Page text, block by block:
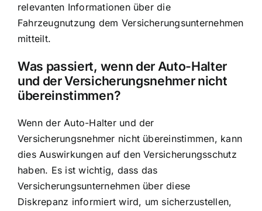
relevanten Informationen über die
Fahrzeugnutzung dem Versicherungsunternehmen
mitteilt.
Was passiert, wenn der Auto-Halter
und der Versicherungsnehmer nicht
übereinstimmen?
Wenn der Auto-Halter und der
Versicherungsnehmer nicht übereinstimmen, kann
dies Auswirkungen auf den Versicherungsschutz
haben. Es ist wichtig, dass das
Versicherungsunternehmen über diese
Diskrepanz informiert wird, um sicherzustellen,